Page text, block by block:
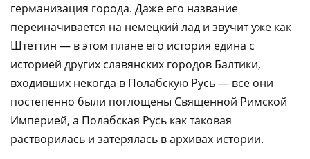
германизация города. Даже его название
переиначивается на немецкий лад и звучит уже как
Штеттин — в этом плане его история едина с
историей других славянских городов Балтики,
входивших некогда в Полабскую Русь — все они
постепенно были поглощены Священной Римской
Империей, а Полабская Русь как таковая
растворилась и затерялась в архивах истории.